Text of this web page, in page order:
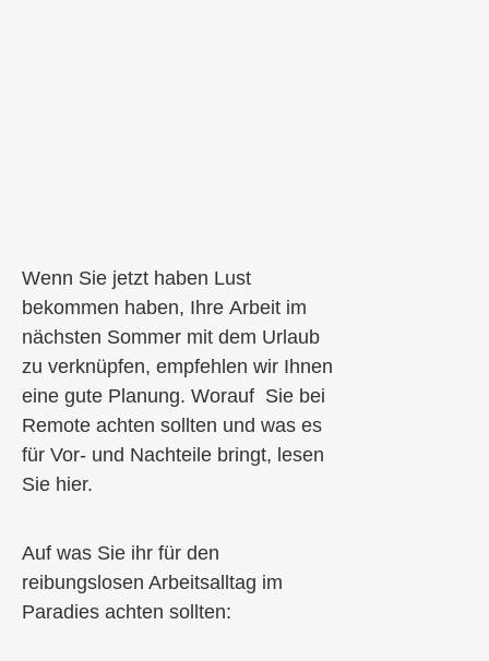
Wenn Sie jetzt haben Lust
bekommen haben, Ihre Arbeit im
nächsten Sommer mit dem Urlaub
zu verknüpfen, empfehlen wir Ihnen
eine gute Planung. Worauf Sie bei
Remote achten sollten und was es
für Vor- und Nachteile bringt, lesen
Sie hier.
Auf was Sie ihr für den
reibungslosen Arbeitsalltag im
Paradies achten sollten: